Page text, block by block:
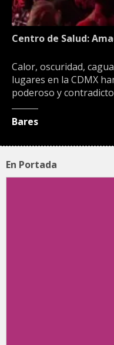
Centro de Salud:
Calor, oscuridad,
lugares en la CDMX
poderoso y
Bares
En Portada